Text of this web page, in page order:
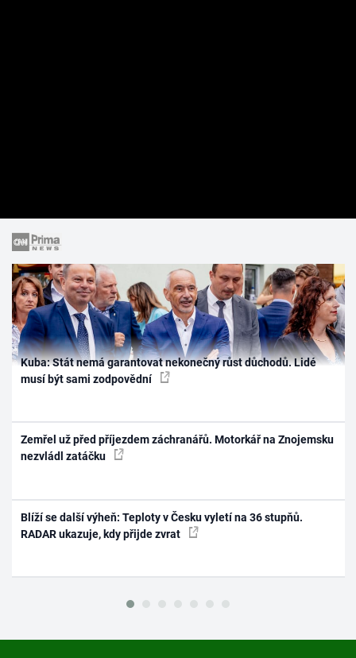
Kuba: Stát nemá garantovat nekonečný růst důchodů. Lidé
musí být sami zodpovědní
Zemřel už před příjezdem záchranářů. Motorkář na Znojemsku
nezvládl zatáčku
Blíží se další výheň: Teploty v Česku vyletí na 36 stupňů.
RADAR ukazuje, kdy přijde zvrat